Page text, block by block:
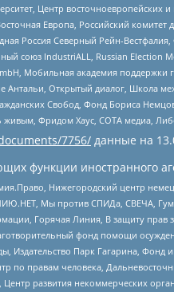
Центр
Европа, Российский
Россия Северный Рейн-
союз IndustriALL, Russian
Мобильная академия
Антальи, Открытый диалог, Школа
Свобод, Фонд Бориса
живым, Фридом Хаус, СОТА медиа,
7756/ данные на
функции иностранного
Нижегородский центр
Мы против СПИДа, СВЕЧА,
Горячая Линия, В защиту
фонд помощи
Издательство Парк Гагарина,
по правам человека,
развития некоммерческих